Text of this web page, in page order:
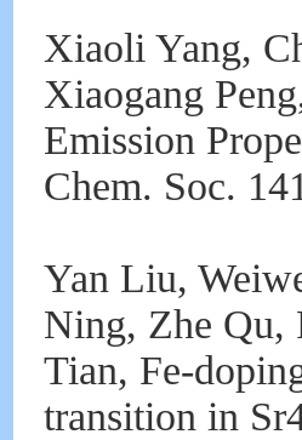
Xiaoli Yang,
Xiaogang
Emission
Chem. Soc.
Yan Liu,
Ning, Zhe Qu,
Tian, Fe-
transition in